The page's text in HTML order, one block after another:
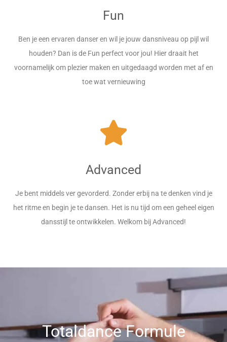
Fun
Ben je een ervaren danser en wil je jouw dansniveau op pijl wil
houden? Dan is de Fun perfect voor jou! Hier draait het
voornamelijk om plezier maken en uitgedaagd worden met af en
toe wat vernieuwing
Advanced
Je bent middels ver gevorderd. Zonder erbij na te denken vind je
het ritme en begin je te dansen. Het is nu tijd om een geheel eigen
dansstijl te ontwikkelen. Welkom bij Advanced!
Totaldance Formule